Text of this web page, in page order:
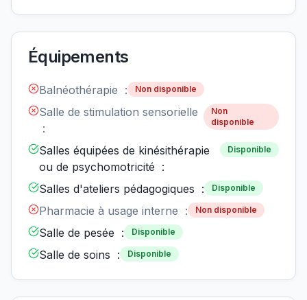
Équipements
Balnéothérapie : Non disponible
Salle de stimulation sensorielle
:
Non
disponible
Salles équipées de kinésithérapie
ou de psychomotricité :
Disponible
Salles d'ateliers pédagogiques : Disponible
Pharmacie à usage interne : Non disponible
Salle de pesée : Disponible
Salle de soins : Disponible